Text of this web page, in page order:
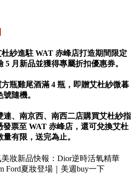
杜紗進駐 WAT 赤峰店打造期間限定
5 月新品並獲得專屬折扣優惠券。
瓶雞尾酒滿 4 瓶，即贈艾杜紗微暮
隨機。
連、南京西、南西二店購買艾杜紗指
發票至 WAT 赤峰店，還可兌換艾杜
有限，送完為止。
妝新品快報：Dior逆時活氧精華
Ford夏妝登場｜美週buy一下